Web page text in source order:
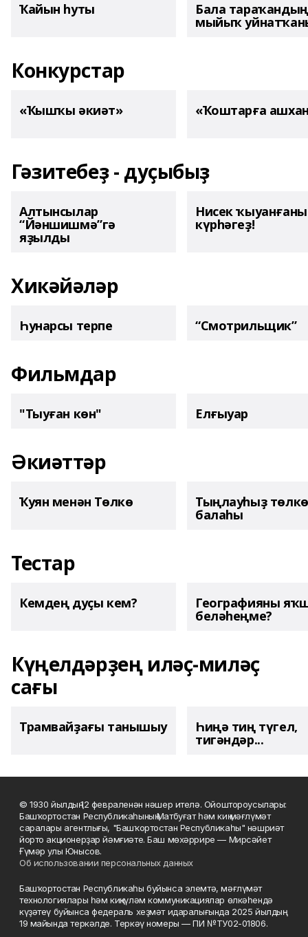
Ҡайын һуты Бала тараҡандың
мыйыҡ
Конкурстар
«Ҡышҡы әкиәт» «Ҡоштарға
Гәзитебеҙ - дуҫыбыҙ
Алтынсылар
“Йәншишмә”гә
яҙылды
Нисек
күрһәгеҙ!
Хикәйәләр
Һунарсы терпе “Смотрильщик”
Фильмдар
"Тыуған көн" Елғыуар
Әкиәттәр
Ҡуян менән Төлкө Тыңлауһыҙ төлкө
балаһы
Тестар
Кемдең дуҫы кем? Географияны
беләһеңме?
Күңелдәрҙең иләҫ-миләҫ
сағы
Трамвайҙағы танышыу Һиңә тиң түгел,
тигәндәр...
© 1930 йылдың 12 февраленән нәшер ителә. Ойоштороусылары:
Башҡортостан Республикаһының Матбуғат һәм киң мәғлүмәт
саралары агентлығы, "Башҡортостан Республикаһы" нәшриәт
йорто акционерҙар йәмғиәте. Баш мөхәррире — Мирсәйет
Ғүмәр улы Юнысов.
Об использовании персональных данных
Башҡортостан Республикаһы буйынса элемтә, мәғлүмәт
технологиялары һәм киңкүләм коммуникациялар өлкәһендә
күҙәтеү буйынса федераль хеҙмәт идаралығында 2025 йылдың
19 майында теркәлде. Теркәү номеры — ПИ №ТУ02-01806.